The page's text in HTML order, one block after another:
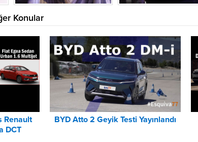
Konular
Renault
DCT
BYD Atto 2 Geyik Testi Yayınlandı